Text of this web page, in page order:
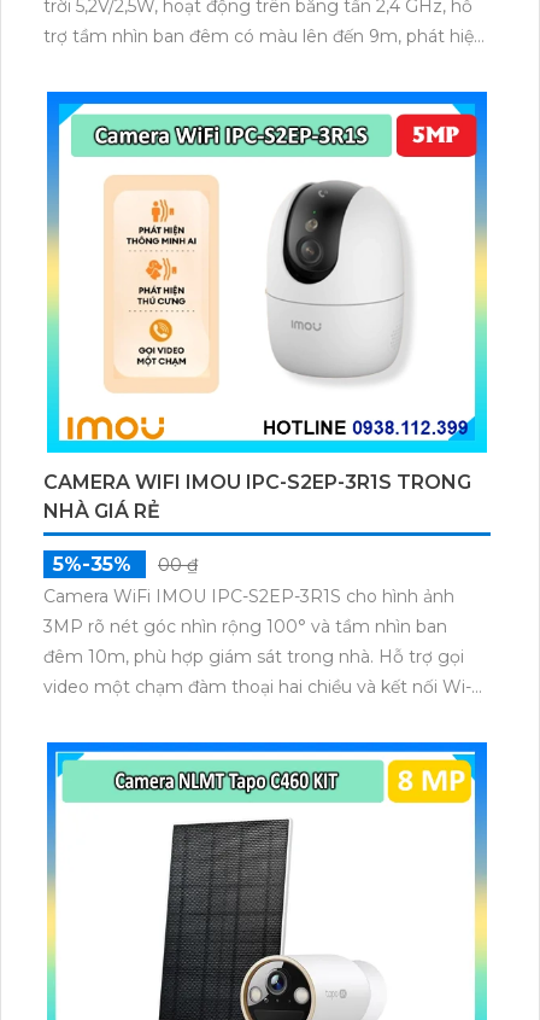
trời 5,2V/2,5W, hoạt động trên băng tần 2,4 GHz, hỗ
trợ tầm nhìn ban đêm có màu lên đến 9m, phát hiện
dữ liệu qua thẻ microSD lên đến 512GB.
CAMERA WIFI IMOU IPC-S2EP-3R1S TRONG
NHÀ GIÁ RẺ
5%-35%
00 ₫
Camera WiFi IMOU IPC-S2EP-3R1S cho hình ảnh
3MP rõ nét góc nhìn rộng 100° và tầm nhìn ban
đêm 10m, phù hợp giám sát trong nhà. Hỗ trợ gọi
video một chạm đàm thoại hai chiều và kết nối Wi-Fi
microSD tối đa 256GB hoặc lưu đám mây dễ lắp đặt
cho gia đình và văn phòng nhỏ.